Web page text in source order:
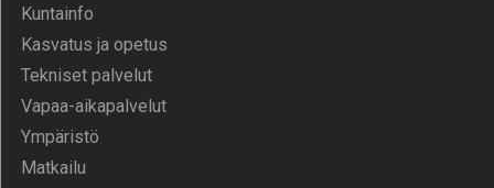
Kunta­info
Kasvatus ja opetus
Tekniset palvelut
Vapaa-aika­palvelut
Ympä­ristö
Mat­kailu